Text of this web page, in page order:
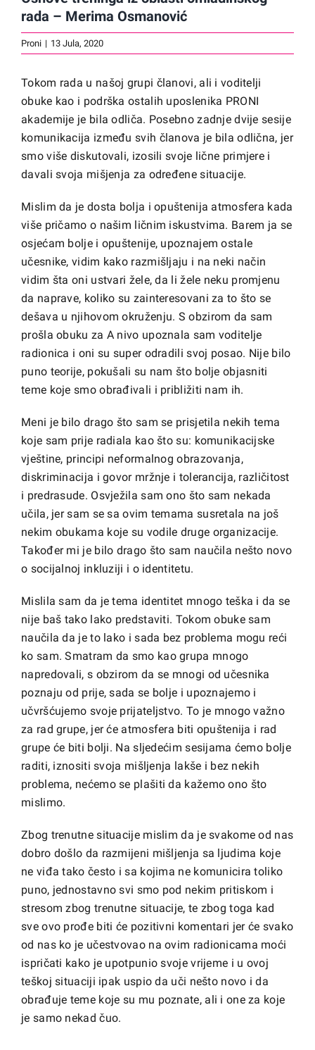
rada – Merima Osmanović
Proni | 13 Jula, 2020
Tokom rada u našoj grupi članovi, ali i voditelji
obuke kao i podrška ostalih uposlenika PRONI
akademije je bila odliča. Posebno zadnje dvije sesije
komunikacija između svih članova je bila odlična, jer
smo više diskutovali, izosili svoje lične primjere i
davali svoja mišjenja za određene situacije.
Mislim da je dosta bolja i opuštenija atmosfera kada
više pričamo o našim ličnim iskustvima. Barem ja se
osjećam bolje i opuštenije, upoznajem ostale
učesnike, vidim kako razmišljaju i na neki način
vidim šta oni ustvari žele, da li žele neku promjenu
da naprave, koliko su zainteresovani za to što se
dešava u njihovom okruženju. S obzirom da sam
prošla obuku za A nivo upoznala sam voditelje
radionica i oni su super odradili svoj posao. Nije bilo
puno teorije, pokušali su nam što bolje objasniti
teme koje smo obrađivali i približiti nam ih.
Meni je bilo drago što sam se prisjetila nekih tema
koje sam prije radiala kao što su: komunikacijske
vještine, principi neformalnog obrazovanja,
diskriminacija i govor mržnje i tolerancija, različitost
i predrasude. Osvježila sam ono što sam nekada
učila, jer sam se sa ovim temama susretala na još
nekim obukama koje su vodile druge organizacije.
Također mi je bilo drago što sam naučila nešto novo
o socijalnoj inkluziji i o identitetu.
Mislila sam da je tema identitet mnogo teška i da se
nije baš tako lako predstaviti. Tokom obuke sam
naučila da je to lako i sada bez problema mogu reći
ko sam. Smatram da smo kao grupa mnogo
napredovali, s obzirom da se mnogi od učesnika
poznaju od prije, sada se bolje i upoznajemo i
učvršćujemo svoje prijateljstvo. To je mnogo važno
za rad grupe, jer će atmosfera biti opuštenija i rad
grupe će biti bolji. Na sljedećim sesijama ćemo bolje
raditi, iznositi svoja mišljenja lakše i bez nekih
problema, nećemo se plašiti da kažemo ono što
mislimo.
Zbog trenutne situacije mislim da je svakome od nas
dobro došlo da razmijeni mišljenja sa ljudima koje
ne viđa tako često i sa kojima ne komunicira toliko
puno, jednostavno svi smo pod nekim pritiskom i
stresom zbog trenutne situacije, te zbog toga kad
sve ovo prođe biti će pozitivni komentari jer će svako
od nas ko je učestvovao na ovim radionicama moći
ispričati kako je upotpunio svoje vrijeme i u ovoj
teškoj situaciji ipak uspio da uči nešto novo i da
obrađuje teme koje su mu poznate, ali i one za koje
je samo nekad čuo.